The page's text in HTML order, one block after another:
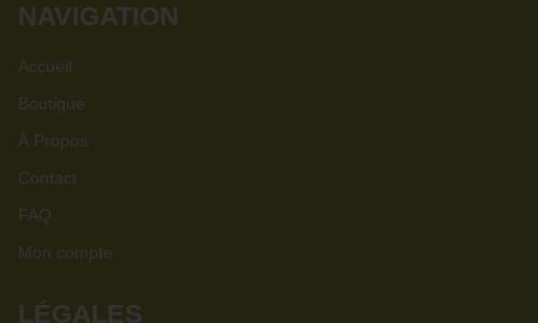
NAVIGATION
Accueil
Boutique
À Propos
Contact
FAQ
Mon compte
LÉGALES